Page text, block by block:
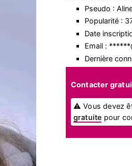
Pseudo :
Popularité :
Date
Email :
Dernière
Contacter
⚠ Vous devez
gratuite pour